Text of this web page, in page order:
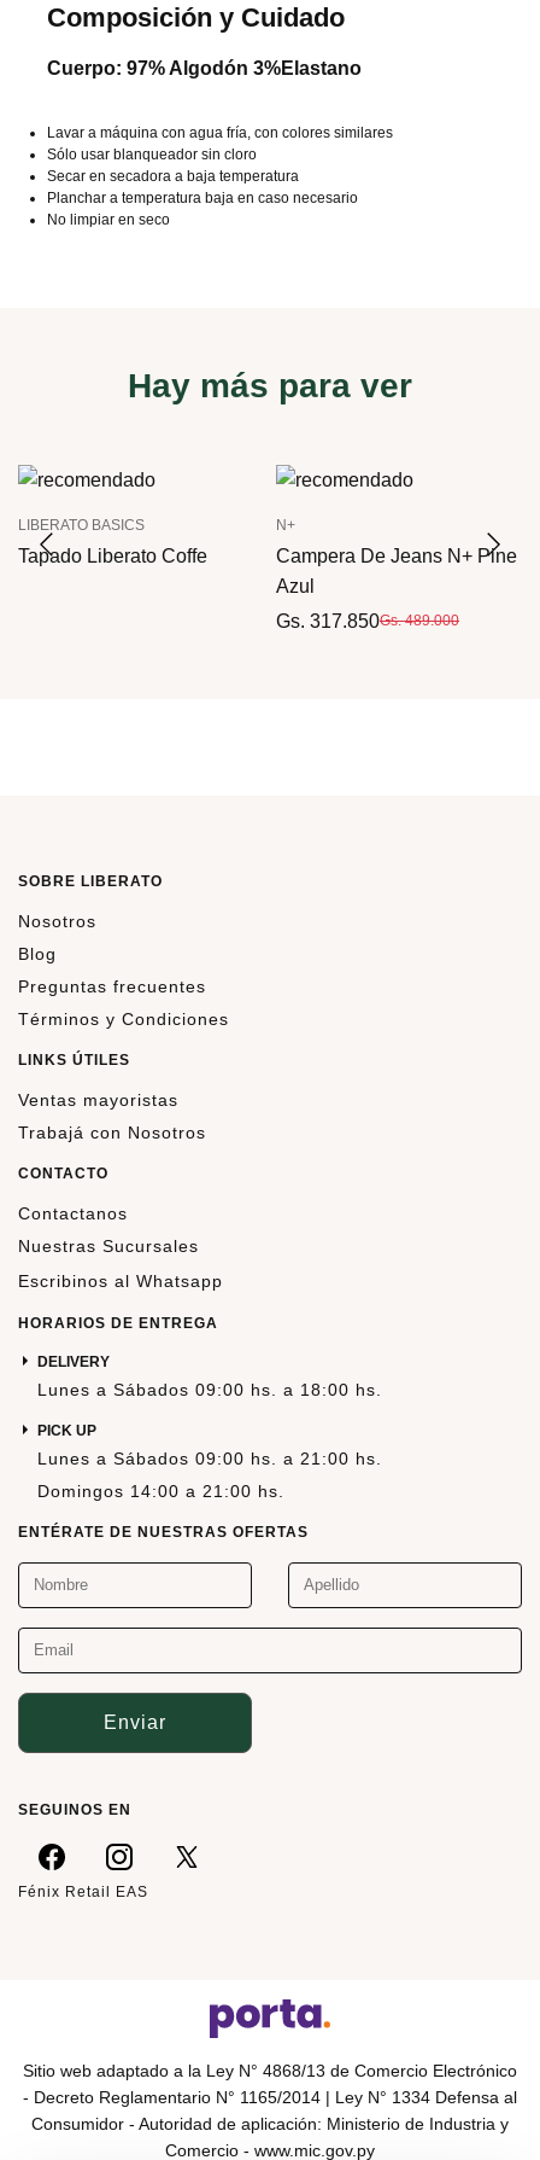
Composición y Cuidado
Cuerpo: 97% Algodón 3%Elastano
Lavar a máquina con agua fría, con colores similares
Sólo usar blanqueador sin cloro
Secar en secadora a baja temperatura
Planchar a temperatura baja en caso necesario
No limpiar en seco
Hay más para ver
LIBERATO BASICS
Tapado Liberato Coffe
N+
Campera De Jeans N+ Pine
Azul
Gs. 317.850Gs. 489.000
SOBRE LIBERATO
Nosotros
Blog
Preguntas frecuentes
Términos y Condiciones
LINKS ÚTILES
Ventas mayoristas
Trabajá con Nosotros
CONTACTO
Contactanos
Nuestras Sucursales
Escribinos al Whatsapp
HORARIOS DE ENTREGA
DELIVERY
Lunes a Sábados 09:00 hs. a 18:00 hs.
PICK UP
Lunes a Sábados 09:00 hs. a 21:00 hs.
Domingos 14:00 a 21:00 hs.
ENTÉRATE DE NUESTRAS OFERTAS
Enviar
SEGUINOS EN
Fénix Retail EAS
Sitio web adaptado a la Ley N° 4868/13 de Comercio Electrónico
- Decreto Reglamentario N° 1165/2014 | Ley N° 1334 Defensa al
Consumidor - Autoridad de aplicación: Ministerio de Industria y
Comercio - www.mic.gov.py